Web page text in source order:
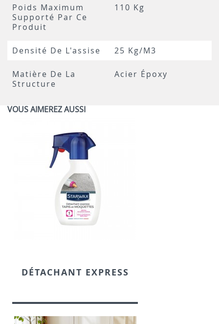
Poids Maximum
Supporté Par Ce
Produit
110 Kg
Densité De L'assise 25 Kg/m3
Matière De La
Structure
Acier Époxy
VOUS AIMEREZ AUSSI
DÉTACHANT EXPRESS